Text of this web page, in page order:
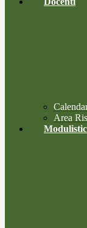
Area